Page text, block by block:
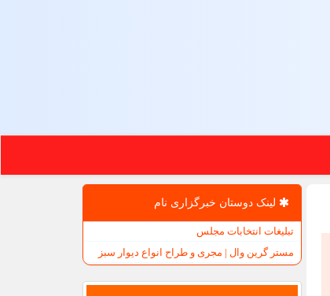
لینک دوستان خبرگزاری نام
تبلیغات انتخابات مجلس
مستر گرین وال | مجری و طراح انواع دیوار سبز